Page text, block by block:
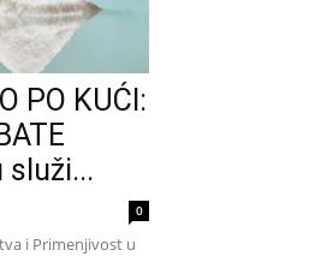
PO KUĆI:
služi...
0
i Primenjivost u